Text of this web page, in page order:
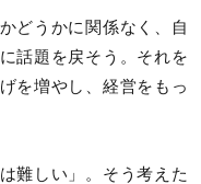
どうかに関係なく、自
話題を戻そう。それを
を増やし、経営をもっ
難しい」。そう考えた